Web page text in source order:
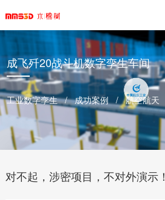
成飞歼20战斗机数字孪生车间
工业数字孪生 / 成功案例 / 航空航天
对不起，涉密项目，不对外演示！